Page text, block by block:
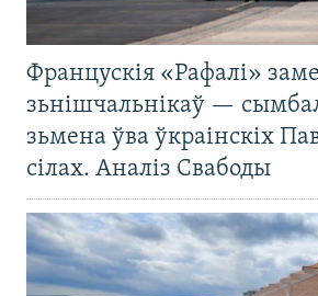
Францускія «Рафалі»
зьнішчальнікаў —
зьмена ўва ўкраінскіх
сілах. Аналіз Свабоды